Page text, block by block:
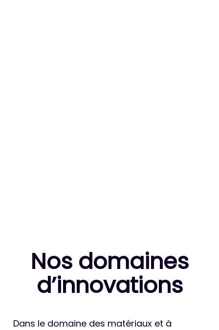
Nos domaines
d’innovations
Dans le domaine des matériaux et à